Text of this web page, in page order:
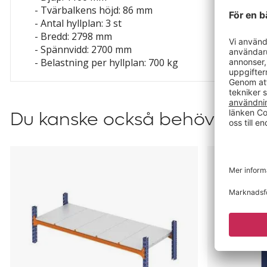
- Tvärbalkens höjd: 86 mm
- Antal hyllplan: 3 st
- Bredd: 2798 mm
- Spännvidd: 2700 mm
- Belastning per hyllplan: 700 kg
Du kanske också behöver?
Aleyna,
Armida